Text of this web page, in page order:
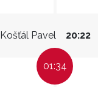
Košťál Pavel 20:22
01:34